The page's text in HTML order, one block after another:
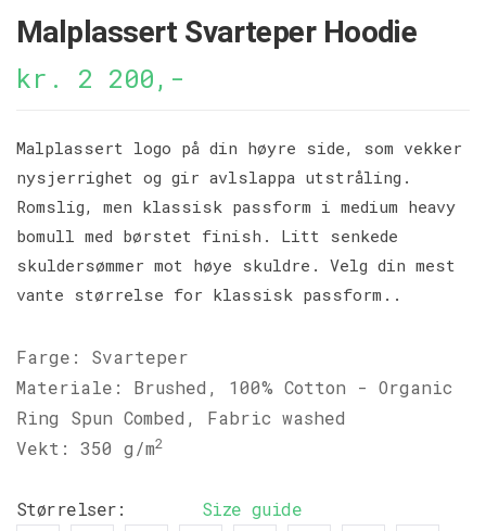
Malplassert Svarteper Hoodie
kr. 2 200,-
Malplassert logo på din høyre side, som vekker
nysjerrighet og gir avlslappa utstråling.
Romslig, men klassisk passform i medium heavy
bomull med børstet finish. Litt senkede
skuldersømmer mot høye skuldre. Velg din mest
vante størrelse for klassisk passform..
Farge: Svarteper
Materiale: Brushed, 100% Cotton - Organic
Ring Spun Combed, Fabric washed
Vekt: 350 g/m2
Størrelser:
Size guide